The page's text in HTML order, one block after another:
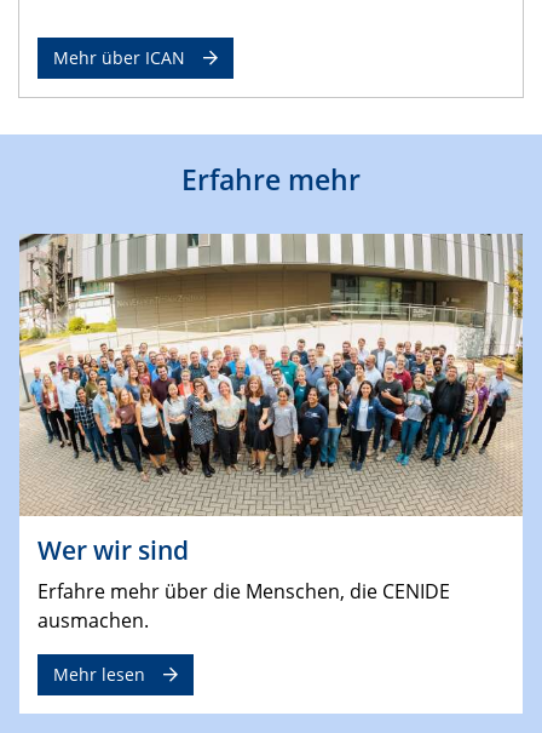
Mehr über ICAN
Erfahre mehr
Wer wir sind
Erfahre mehr über die Menschen, die CENIDE
ausmachen.
Mehr lesen